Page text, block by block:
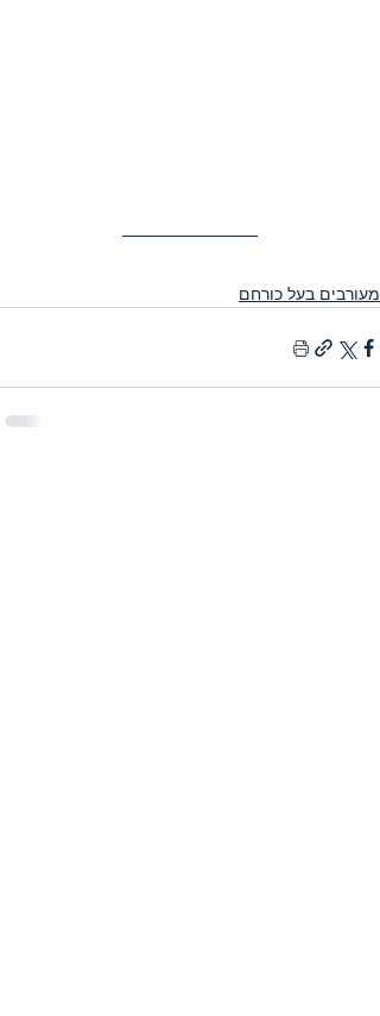
מעורבים בעל כורחם